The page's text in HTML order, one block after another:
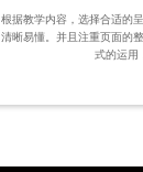
根据教学内容，选择合适的
清晰易懂。并且注重页面的
式的运用